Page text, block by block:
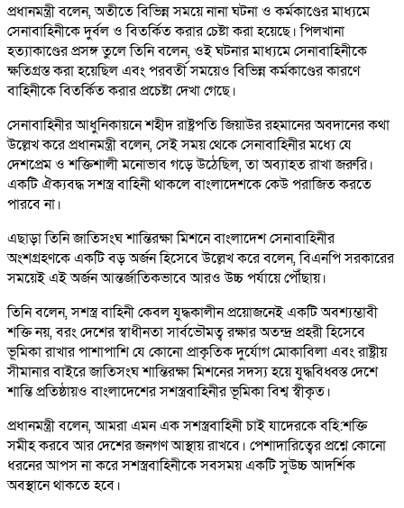
প্রধানমন্ত্রী বলেন, অতীতে বিভিন্ন সময়ে নানা ঘটনা ও কর্মকাণ্ডের মাধ্যমে
সেনাবাহিনীকে দুর্বল ও বিতর্কিত করার চেষ্টা করা হয়েছে। পিলখানা
হত্যাকাণ্ডের প্রসঙ্গ তুলে তিনি বলেন, ওই ঘটনার মাধ্যমে সেনাবাহিনীকে
ক্ষতিগ্রস্ত করা হয়েছিল এবং পরবর্তী সময়েও বিভিন্ন কর্মকাণ্ডের কারণে
বাহিনীকে বিতর্কিত করার প্রচেষ্টা দেখা গেছে।
সেনাবাহিনীর আধুনিকায়নে শহীদ রাষ্ট্রপতি জিয়াউর রহমানের অবদানের কথা
উল্লেখ করে প্রধানমন্ত্রী বলেন, সেই সময় থেকে সেনাবাহিনীর মধ্যে যে
দেশপ্রেম ও শক্তিশালী মনোভাব গড়ে উঠেছিল, তা অব্যাহত রাখা জরুরি।
একটি ঐক্যবদ্ধ সশস্ত্র বাহিনী থাকলে বাংলাদেশকে কেউ পরাজিত করতে
পারবে না।
এছাড়া তিনি জাতিসংঘ শান্তিরক্ষা মিশনে বাংলাদেশ সেনাবাহিনীর
অংশগ্রহণকে একটি বড় অর্জন হিসেবে উল্লেখ করে বলেন, বিএনপি সরকারের
সময়েই এই অর্জন আন্তর্জাতিকভাবে আরও উচ্চ পর্যায়ে পৌঁছায়।
তিনি বলেন, সশস্ত্র বাহিনী কেবল যুদ্ধকালীন প্রয়োজনেই একটি অবশ্যম্ভাবী
শক্তি নয়, বরং দেশের স্বাধীনতা সার্বভৌমত্ব রক্ষার অতন্দ্র প্রহরী হিসেবে
ভূমিকা রাখার পাশাপাশি যে কোনো প্রাকৃতিক দুর্যোগ মোকাবিলা এবং রাষ্ট্রীয়
সীমানার বাইরে জাতিসংঘ শান্তিরক্ষা মিশনের সদস্য হয়ে যুদ্ধবিধ্বস্ত দেশে
শান্তি প্রতিষ্ঠায়ও বাংলাদেশের সশস্ত্রবাহিনীর ভূমিকা বিশ্ব স্বীকৃত।
প্রধানমন্ত্রী বলেন, আমরা এমন এক সশস্ত্রবাহিনী চাই যাদেরকে বহি:শক্তি
সমীহ করবে আর দেশের জনগণ আস্থায় রাখবে। পেশাদারিত্বের প্রশ্নে কোনো
ধরনের আপস না করে সশস্ত্রবাহিনীকে সবসময় একটি সুউচ্চ আদর্শিক
অবস্থানে থাকতে হবে।